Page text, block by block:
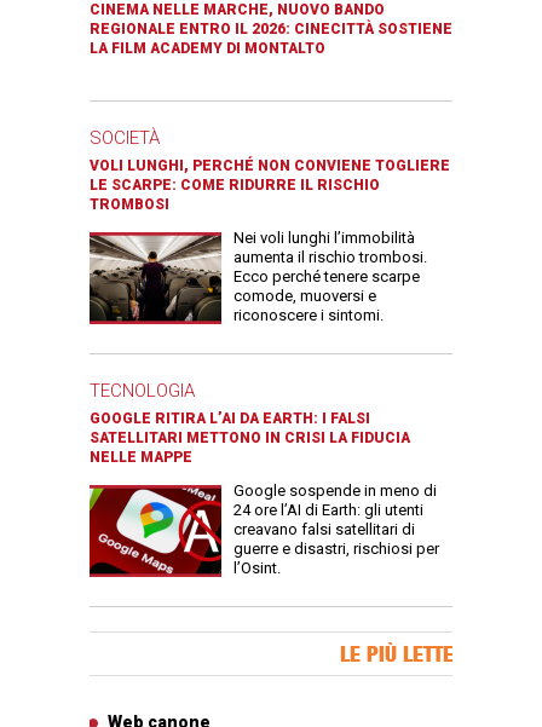
CINEMA NELLE MARCHE, NUOVO BANDO
REGIONALE ENTRO IL 2026: CINECITTÀ SOSTIENE
LA FILM ACADEMY DI MONTALTO
SOCIETÀ
VOLI LUNGHI, PERCHÉ NON CONVIENE TOGLIERE
LE SCARPE: COME RIDURRE IL RISCHIO
TROMBOSI
Nei voli lunghi l’immobilità
aumenta il rischio trombosi.
Ecco perché tenere scarpe
comode, muoversi e
riconoscere i sintomi.
TECNOLOGIA
GOOGLE RITIRA L’AI DA EARTH: I FALSI
SATELLITARI METTONO IN CRISI LA FIDUCIA
NELLE MAPPE
Google sospende in meno di
24 ore l’AI di Earth: gli utenti
creavano falsi satellitari di
guerre e disastri, rischiosi per
l’Osint.
LE PIÙ LETTE
Web canone